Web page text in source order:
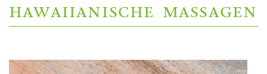
HAWAIIANISCHE MASSAGEN